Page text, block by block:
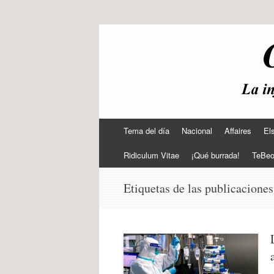
contenido
Tema del día Nacional Affaires
Ridiculum Vitae ¡Qué burrada! TeBeo
Etiquetas de las